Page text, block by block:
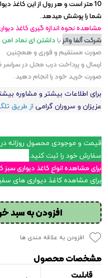
شما را پوشش میدهد.
مشاهده نحوه اندازه گیری کاغذ
شرکت آلفا والزباداشتن ای نماد امن
صورت مستقیم و فوری و همچنین
ارسال و پرداخت درب محل در سراسر
صورت خرید خود را انجام دهید.
برای اطلاعات بیشتر و مشاوره
عزیزان و سروران گرامی از طریق
قیمت و موجودی محصول روزانه
سفارش خود را ثبت کنید.
برای مشاهده انواع کاغذ دیواری سبز
برای مشاهده کاغذ دیواری های
افزودن به سبد
افزودن به علاقه مندی ها
مشخصات محصول
قابلیت